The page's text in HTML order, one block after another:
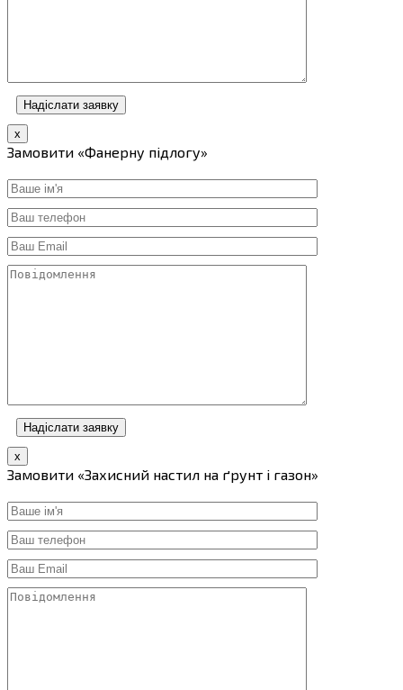
x
Замовити «Фанерну підлогу»
x
Замовити «Захисний настил на ґрунт і газон»